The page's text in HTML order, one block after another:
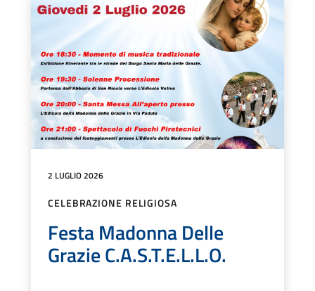
2 LUGLIO 2026
CELEBRAZIONE RELIGIOSA
Festa Madonna Delle
Grazie C.A.S.T.E.L.L.O.